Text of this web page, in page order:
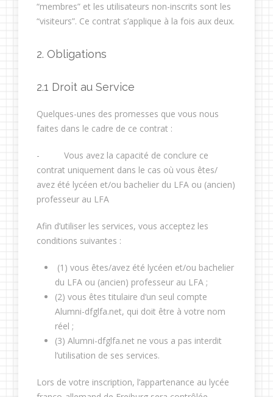
“membres” et les utilisateurs non-inscrits sont les
“visiteurs”. Ce contrat s’applique à la fois aux deux.
2. Obligations
2.1 Droit au Service
Quelques-unes des promesses que vous nous
faites dans le cadre de ce contrat :
- Vous avez la capacité de conclure ce
contrat uniquement dans le cas où vous êtes/
avez été lycéen et/ou bachelier du LFA ou (ancien)
professeur au LFA
Afin d’utiliser les services, vous acceptez les
conditions suivantes :
(1) vous êtes/avez été lycéen et/ou bachelier
du LFA ou (ancien) professeur au LFA ;
(2) vous êtes titulaire d’un seul compte
Alumni-dfglfa.net, qui doit être à votre nom
réel ;
(3) Alumni-dfglfa.net ne vous a pas interdit
l’utilisation de ses services.
Lors de votre inscription, l’appartenance au lycée